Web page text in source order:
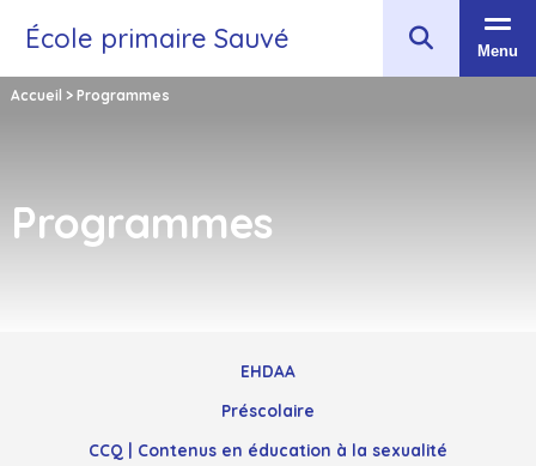
École primaire Sauvé Menu
Accueil > Programmes
Programmes
EHDAA
Préscolaire
CCQ | Contenus en éducation à la sexualité